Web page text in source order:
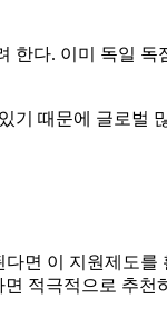
한다. 이미 독일
때문에 글로벌
면 이 지원제도
적극적으로 추천